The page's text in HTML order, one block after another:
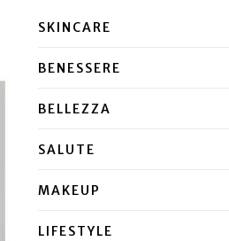
SKINCARE
BENESSERE
BELLEZZA
SALUTE
MAKEUP
LIFESTYLE